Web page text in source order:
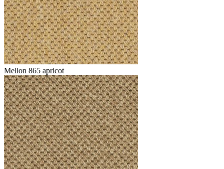
Mellon 865 apricot